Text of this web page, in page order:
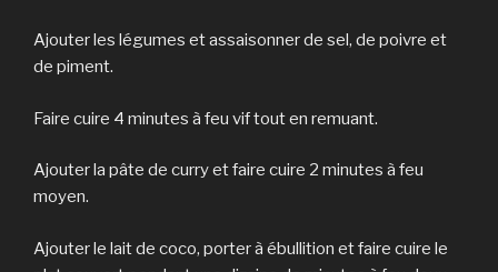
Ajouter les légumes et assaisonner de sel, de poivre et
de piment.
Faire cuire 4 minutes à feu vif tout en remuant.
Ajouter la pâte de curry et faire cuire 2 minutes à feu
moyen.
Ajouter le lait de coco, porter à ébullition et faire cuire le